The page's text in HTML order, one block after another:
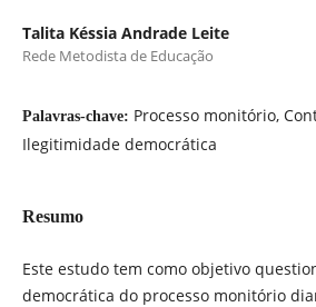
Talita Késsia Andrade Leite
Rede Metodista de Educação
Palavras-chave: Processo monitório,
Ilegitimidade democrática
Resumo
Este estudo tem como objetivo
democrática do processo monitório